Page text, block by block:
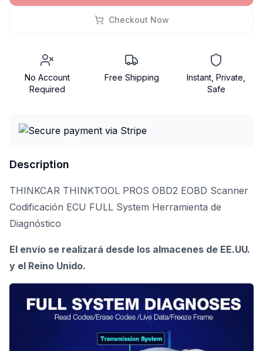
Checkout Now
No Account
Required
Free Shipping
Instant, Private,
Safe
Description
THINKCAR THINKTOOL PROS OBD2 EOBD Scanner
Codificación ECU FULL System Herramienta de
Diagnóstico
El envío se realizará desde los almacenes de EE.UU.
y el Reino Unido.